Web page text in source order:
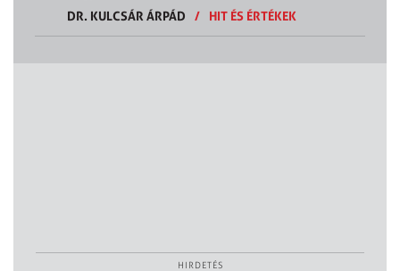
DR. KULCSÁR ÁRPÁD
/ HIT ÉS ÉRTÉKEK
HIRDETÉS